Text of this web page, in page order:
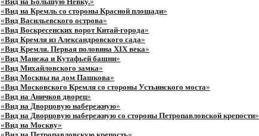
«Вид на Кремль со стороны Красной площади»
«Вид Васильевского острова»
«Вид Воскресенских ворот Китай-города»
«Вид Кремля из Александровского сада»
«Вид Кремля. Первая половина ХIХ века»
«Вид Манежа и Кутафьей башни»
«Вид Михайловского замка»
«Вид Москвы на дом Пашкова»
«Вид Московского Кремля со стороны Устьинского моста»
«Вид на Аничков дворец»
«Вид на Дворцовую набережную»
«Вид на Дворцовую набережную со стороны Петропавловской крепости»
«Вид на Москву»
«Вид на Петропавловскую крепость»